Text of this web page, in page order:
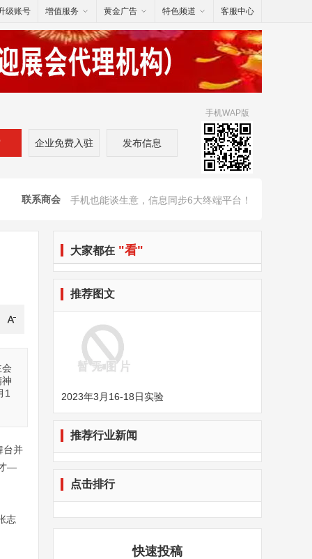
级账号 增值服务 黄金广告 特色频道 客服中心
企业免费入驻 发布信息
手机WAP版
手机也能谈生意，信息同步6大终端平台！
联系商会
1
台并
—
志
大家都在 "看"
推荐图文
2023年3月16-18日实验
推荐行业新闻
点击排行
快速投稿